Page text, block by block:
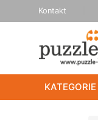
Kontakt
KATEGORIE